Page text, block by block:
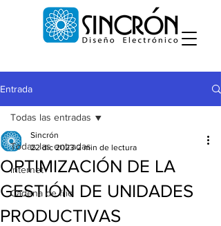
Entrada
Todas las entradas
internet
Cadena de frío
Todas las entradas
OPTIMIZACIÓN DE LA
GESTIÓN DE UNIDADES
PRODUCTIVAS
Sincrón
22 dic 2023 2 min de lectura